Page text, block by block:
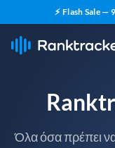
⚡ Flash Sale
Όλα όσα πρέπει να